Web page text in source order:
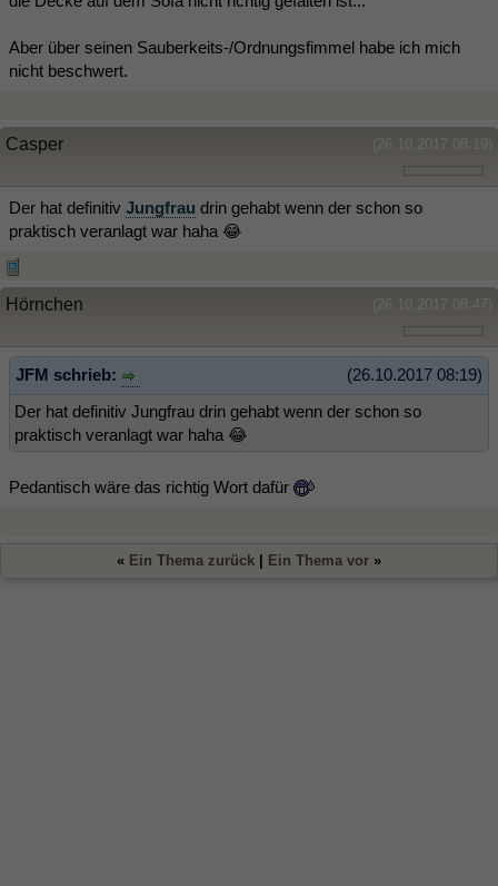
Aber über seinen Sauberkeits-/Ordnungsfimmel habe ich mich
nicht beschwert.
(26.10.2017 08:19)
Casper
Der hat definitiv Jungfrau drin gehabt wenn der schon so
praktisch veranlagt war haha 😂
(26.10.2017 08:47)
Hörnchen
(26.10.2017 08:19)
JFM schrieb:
Der hat definitiv Jungfrau drin gehabt wenn der schon so
praktisch veranlagt war haha 😂
Pedantisch wäre das richtig Wort dafür
« Ein Thema zurück Ein Thema vor »